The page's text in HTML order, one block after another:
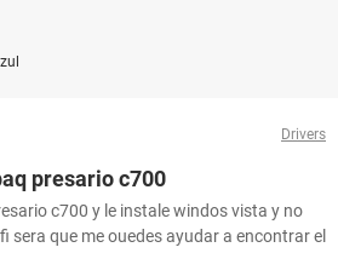
Drivers
presario c700
c700 y le instale windos vista y no
sera que me ouedes ayudar a encontrar el